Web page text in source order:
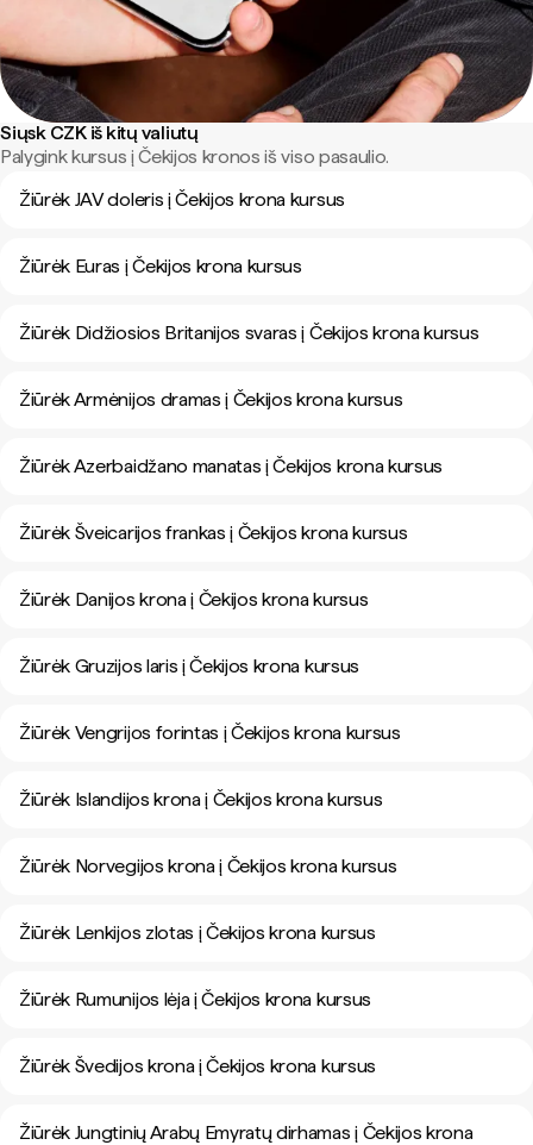
Siųsk CZK iš kitų valiutų
Palygink kursus į Čekijos kronos iš viso pasaulio.
Žiūrėk JAV doleris į Čekijos krona kursus
Žiūrėk Euras į Čekijos krona kursus
Žiūrėk Didžiosios Britanijos svaras į Čekijos krona kursus
Žiūrėk Armėnijos dramas į Čekijos krona kursus
Žiūrėk Azerbaidžano manatas į Čekijos krona kursus
Žiūrėk Šveicarijos frankas į Čekijos krona kursus
Žiūrėk Danijos krona į Čekijos krona kursus
Žiūrėk Gruzijos laris į Čekijos krona kursus
Žiūrėk Vengrijos forintas į Čekijos krona kursus
Žiūrėk Islandijos krona į Čekijos krona kursus
Žiūrėk Norvegijos krona į Čekijos krona kursus
Žiūrėk Lenkijos zlotas į Čekijos krona kursus
Žiūrėk Rumunijos lėja į Čekijos krona kursus
Žiūrėk Švedijos krona į Čekijos krona kursus
Žiūrėk Jungtinių Arabų Emyratų dirhamas į Čekijos krona